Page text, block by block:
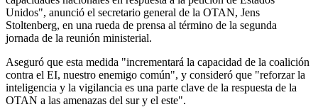
Unidos", anunció el secretario general de la OTAN, Jens
Stoltenberg, en una rueda de prensa al término de la segunda
jornada de la reunión ministerial.
Aseguró que esta medida "incrementará la capacidad de la coalición
contra el EI, nuestro enemigo común", y consideró que "reforzar la
inteligencia y la vigilancia es una parte clave de la respuesta de la
OTAN a las amenazas del sur y el este".